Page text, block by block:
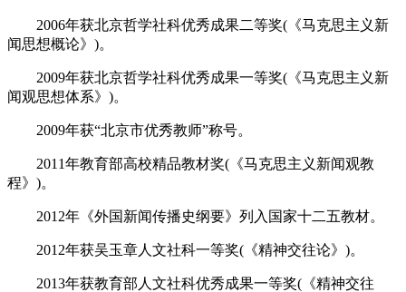
2006年获北京哲学社科优秀成果二等奖(《马克思主义新
闻思想概论》)。
2009年获北京哲学社科优秀成果一等奖(《马克思主义新
闻观思想体系》)。
2009年获“北京市优秀教师”称号。
2011年教育部高校精品教材奖(《马克思主义新闻观教
程》)。
2012年《外国新闻传播史纲要》列入国家十二五教材。
2012年获吴玉章人文社科一等奖(《精神交往论》)。
2013年获教育部人文社科优秀成果一等奖(《精神交往